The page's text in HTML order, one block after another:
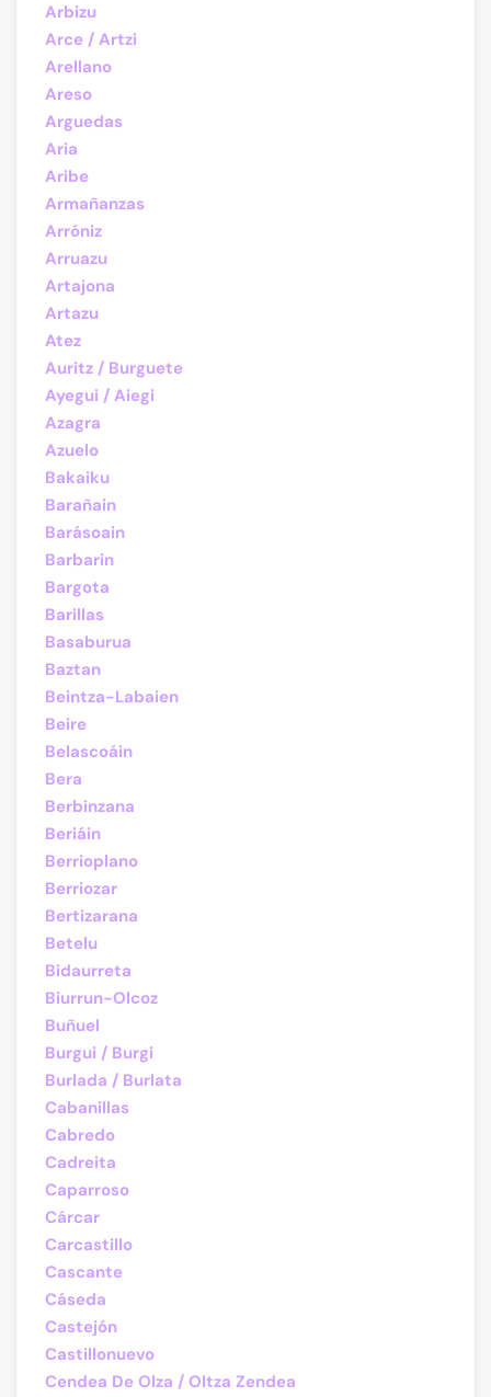
Arbizu
Arce / Artzi
Arellano
Areso
Arguedas
Aria
Aribe
Armañanzas
Arróniz
Arruazu
Artajona
Artazu
Atez
Auritz / Burguete
Ayegui / Aiegi
Azagra
Azuelo
Bakaiku
Barañain
Barásoain
Barbarin
Bargota
Barillas
Basaburua
Baztan
Beintza-Labaien
Beire
Belascoáin
Bera
Berbinzana
Beriáin
Berrioplano
Berriozar
Bertizarana
Betelu
Bidaurreta
Biurrun-Olcoz
Buñuel
Burgui / Burgi
Burlada / Burlata
Cabanillas
Cabredo
Cadreita
Caparroso
Cárcar
Carcastillo
Cascante
Cáseda
Castejón
Castillonuevo
Cendea De Olza / Oltza Zendea